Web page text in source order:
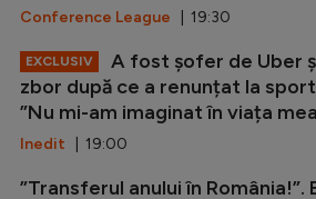
Conference League | 19:30
EXCLUSIV
A fost șofer de Uber
zbor după ce a renunțat la
”Nu mi-am imaginat în viața
Inedit | 19:00
”Transferul anului în România!”.